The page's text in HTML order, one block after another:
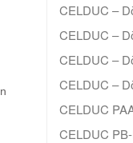
CELDUC –
CELDUC –
CELDUC –
CELDUC –
CELDUC
CELDUC